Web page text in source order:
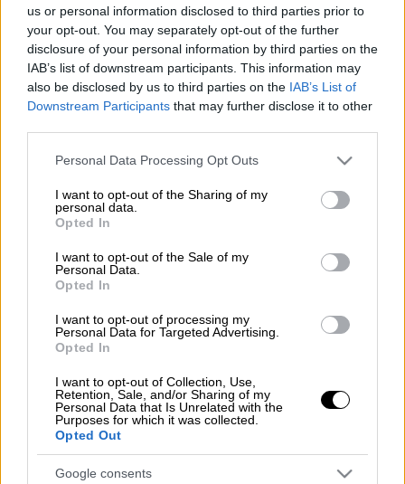
us or personal information disclosed to third parties prior to
your opt-out. You may separately opt-out of the further
disclosure of your personal information by third parties on the
IAB’s list of downstream participants. This information may
also be disclosed by us to third parties on the IAB’s List of
Downstream Participants that may further disclose it to other
Please note that this website/app uses one or more Google
not limited to your visit or usage behaviour. You may click to
grant or deny consent to Google and its third-party tags to
use your data for below specified purposes in below Google
consent section.
Personal Data Processing Opt Outs
I want to opt-out of the Sharing of my
personal data.
Opted In
I want to opt-out of the Sale of my
Personal Data.
Opted In
I want to opt-out of processing my
Personal Data for Targeted Advertising.
Opted In
I want to opt-out of Collection, Use,
Retention, Sale, and/or Sharing of my
Personal Data that Is Unrelated with the
Purposes for which it was collected.
Opted Out
Google consents
Δολάρια και ευρώ (AP Photo/Gregorio Borgia)
Προσθέστε το ΕΘΝΟΣ στη Google
Αύξηση 7,3% καταγράφηκε στο διαθέσιμο
εισόδημα του τομέα των νοικοκυριών και
των μη κερδοσκοπικών ιδρυμάτων που
εξυπηρετούν νοικοκυριά το γ' τρίμηνο
πέρυσι σε σύγκριση με το αντίστοιχο
τρίμηνο του προηγούμενου έτους, από 40,50
τελική καταναλωτική δαπάνη αυξήθηκε κατά
5,9%, από 40,7 δισ. ευρώ σε 43,1 δισ. ευρώ.
Ενώ, το ποσοστό αποταμίευσης που
ορίζεται ως η ακαθάριστη αποταμίευση προς
το ακαθάριστο διαθέσιμο εισόδημα, ήταν
0,8% το γ' τρίμηνο του 2024, σε σύγκριση με
-0,5% το γ' τρίμηνο του 2023.